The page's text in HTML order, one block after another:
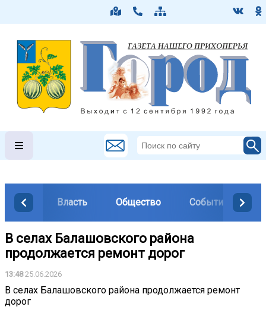
Власть Общество События
В селах Балашовского района
продолжается ремонт дорог
13:4825.06.2026
В селах Балашовского района продолжается ремонт
дорог